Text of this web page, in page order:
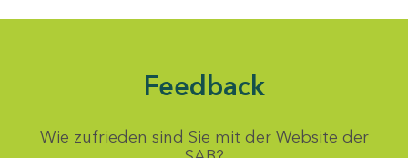
Feedback
Wie zufrieden sind Sie mit der Website der